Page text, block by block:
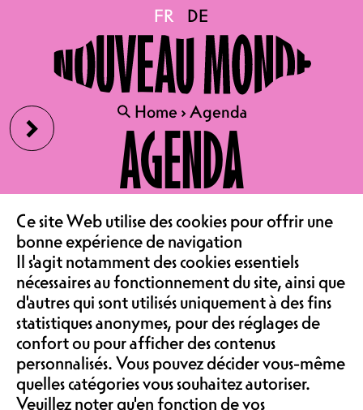
›
‹
FR DE
🔍 Home›Agenda
AGENDA
LE CAFÉ
ASSOCIATION &
COMMUNAUTÉ
FR DE
🔍 Home›Agenda
07.07.2026
FTE
FML
ACT
Gare au soleil
AUJOURD'HUI
FTE
ACT
Le Blind Test
Hardcore !
Ce site Web utilise des cookies pour offrir une
bonne expérience de navigation
Il s'agit notamment des cookies essentiels
nécessaires au fonctionnement du site, ainsi que
d'autres qui sont utilisés uniquement à des fins
statistiques anonymes, pour des réglages de
confort ou pour afficher des contenus
personnalisés. Vous pouvez décider vous-même
quelles catégories vous souhaitez autoriser.
Veuillez noter qu'en fonction de vos